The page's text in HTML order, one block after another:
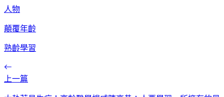
人物
顛覆年齡
熟齡學習
上一篇